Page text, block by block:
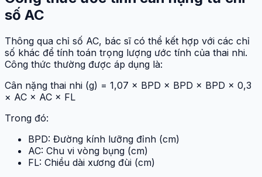
số AC
Thông qua chỉ số AC, bác sĩ có thể kết hợp với các chỉ
số khác để tính toán trọng lượng ước tính của thai nhi.
Công thức thường được áp dụng là:
Cân nặng thai nhi (g) = 1,07 × BPD × BPD × BPD × 0,3
× AC × AC × FL
Trong đó:
BPD: Đường kính lưỡng đỉnh (cm)
AC: Chu vi vòng bụng (cm)
FL: Chiều dài xương đùi (cm)